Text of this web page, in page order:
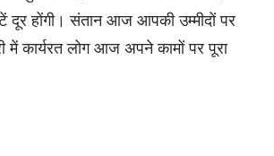
दूर होंगी। संतान आज आपकी उम्मीदों पर
में कार्यरत लोग आज अपने कामों पर पूरा